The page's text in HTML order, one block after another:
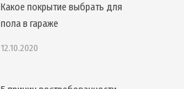
Какое покрытие выбрать для
пола в гараже
12.10.2020